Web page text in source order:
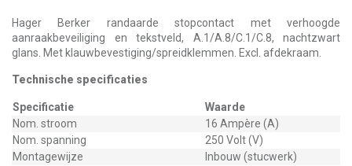
Hager Berker randaarde stopcontact met verhoogde
aanraakbeveiliging en tekstveld, A.1/A.8/C.1/C.8, nachtzwart
glans. Met klauwbevestiging/spreidklemmen. Excl. afdekraam.
Technische specificaties
Specificatie
Waarde
Nom. stroom
16 Ampère (A)
Nom. spanning
250 Volt (V)
Montagewijze
Inbouw (stucwerk)